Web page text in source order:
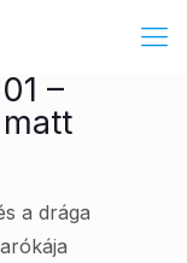
–
a drága